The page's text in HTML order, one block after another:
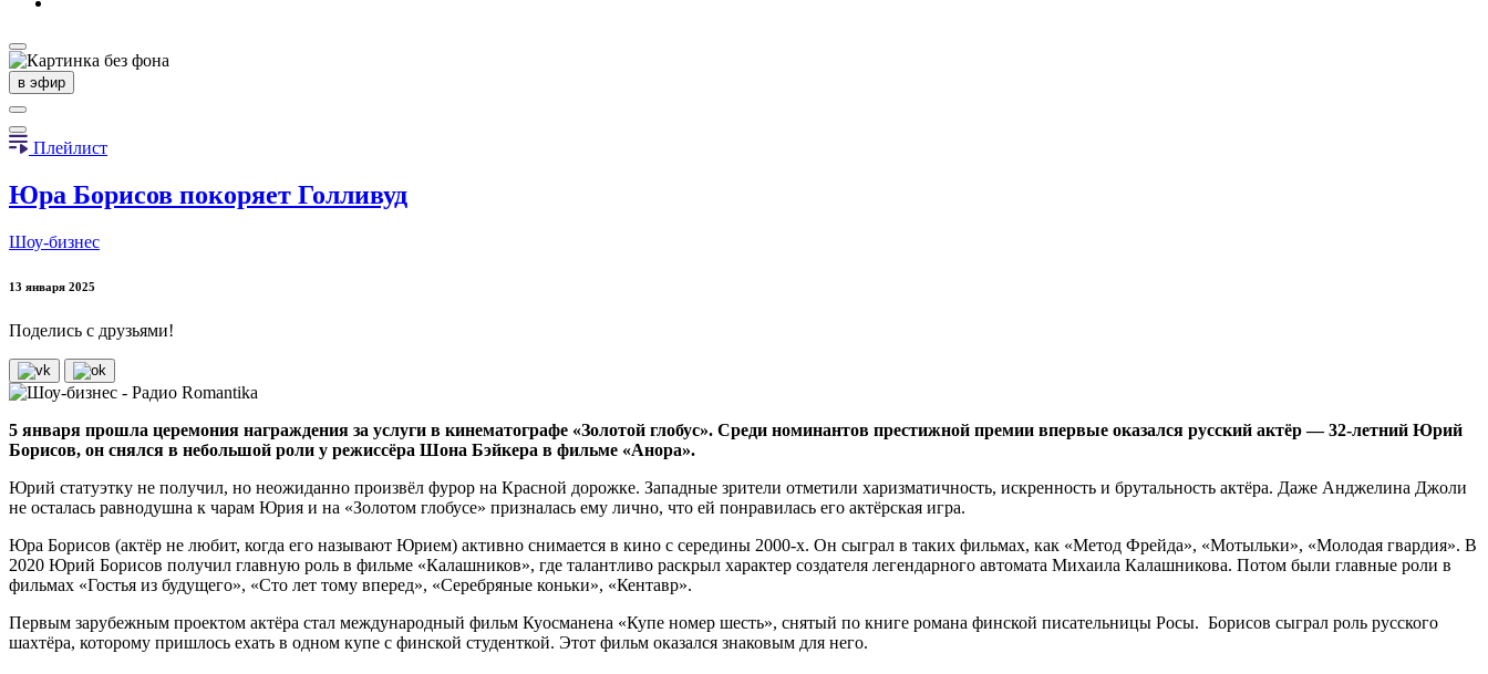
в эфир
Плейлист
Юра Борисов покоряет Голливуд
Шоу-бизнес
13 января 2025
Поделись с друзьями!
5 января прошла церемония награждения за услуги в кинематографе «Золотой глобус». Среди номинантов престижной премии впервые оказался русский актёр — 32-летний Юрий
Борисов, он снялся в небольшой роли у режиссёра Шона Бэйкера в фильме «Анора».
Юрий статуэтку не получил, но неожиданно произвёл фурор на Красной дорожке. Западные зрители отметили харизматичность, искренность и брутальность актёра. Даже Анджелина Джоли
не осталась равнодушна к чарам Юрия и на «Золотом глобусе» призналась ему лично, что ей понравилась его актёрская игра.
Юра Борисов (актёр не любит, когда его называют Юрием) активно снимается в кино с середины 2000-х. Он сыграл в таких фильмах, как «Метод Фрейда», «Мотыльки», «Молодая гвардия». В
2020 Юрий Борисов получил главную роль в фильме «Калашников», где талантливо раскрыл характер создателя легендарного автомата Михаила Калашникова. Потом были главные роли в
фильмах «Гостья из будущего», «Сто лет тому вперед», «Серебряные коньки», «Кентавр».
Первым зарубежным проектом актёра стал международный фильм Куосманена «Купе номер шесть», снятый по книге романа финской писательницы Росы. Борисов сыграл роль русского
шахтёра, которому пришлось ехать в одном купе с финской студенткой. Этот фильм оказался знаковым для него.